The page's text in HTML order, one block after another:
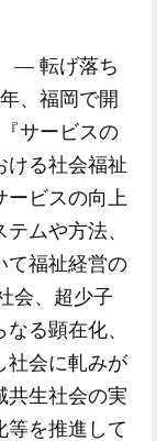
― 転げ落ち
、福岡で開
サービスの
る社会福祉
ービスの向上
ムや方法、
て福祉経営の
会、超少子
る顕在化、
社会に軋みが
共生社会の実
等を推進して